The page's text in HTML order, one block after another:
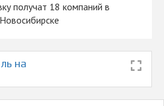
получат 18 компаний в
Новосибирске
на